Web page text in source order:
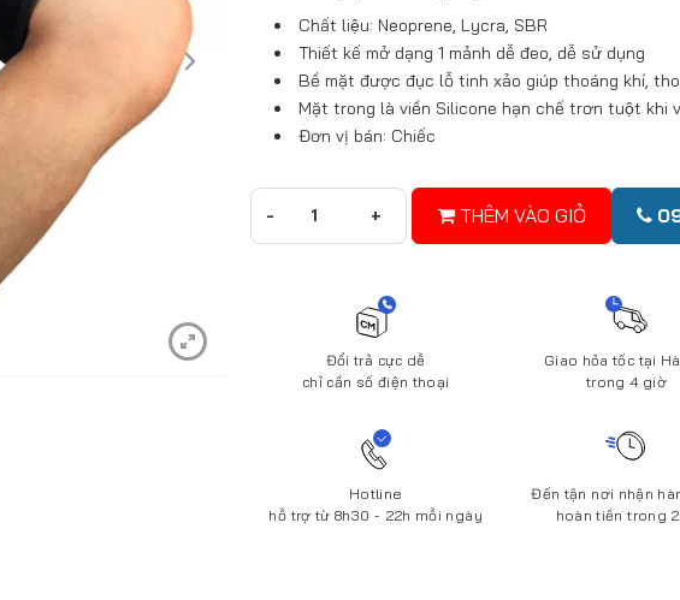
Chất liệu: Neoprene, Lycra, SBR
Thiết kế mở dạng 1 mảnh dễ đeo, dễ sử dụng
Bề mặt được đục lỗ tinh xảo giúp thoáng khí,
Mặt trong là viền Silicone hạn chế trơn tuột khi
Đơn vị bán: Chiếc
THÊM VÀO GIỎ
Đổi trả cực dễ
chỉ cần số điện thoại
Giao hỏa tốc tại
trong 4 giờ
Hotline
hỗ trợ từ 8h30 - 22h mỗi ngày
Đến tận nơi nhận
hoàn tiền trong